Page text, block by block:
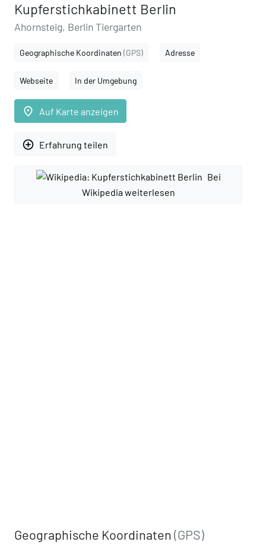
Kupferstichkabinett Berlin
Ahornsteig, Berlin Tiergarten
Geographische Koordinaten (GPS) Adresse
Webseite In der Umgebung
place Auf Karte anzeigen
add_circle_outline Erfahrung teilen
Bei
Wikipedia weiterlesen
Geographische Koordinaten(GPS)